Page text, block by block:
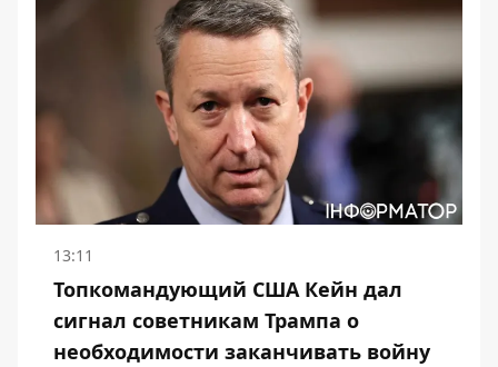
13:11
Топкомандующий США Кейн дал
сигнал советникам Трампа о
необходимости заканчивать войну